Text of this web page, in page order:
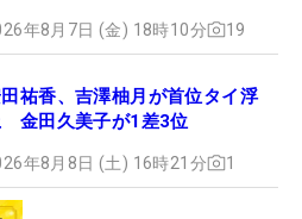
年8月7日 (金) 18時10分 19
祐香、吉澤柚月が首位タイ浮
金田久美子が1差3位
年8月8日 (土) 16時21分 1